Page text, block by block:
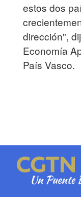
estos dos
dirección",
Economía
País Vasco.